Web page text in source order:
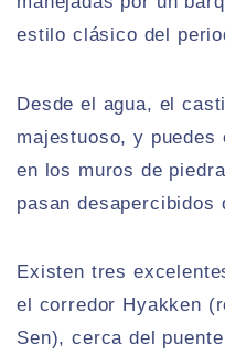
estilo clásico del
Desde el agua, el
majestuoso, y
en los muros de
pasan desapercibidos
Existen tres
el corredor Hyakken
Sen), cerca del